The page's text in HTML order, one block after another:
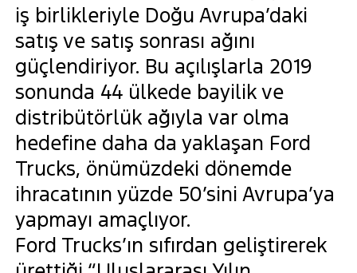
iş birlikleriyle Doğu Avrupa’daki
satış ve satış sonrası ağını
güçlendiriyor. Bu açılışlarla 2019
sonunda 44 ülkede bayilik ve
distribütörlük ağıyla var olma
hedefine daha da yaklaşan Ford
Trucks, önümüzdeki dönemde
ihracatının yüzde 50’sini Avrupa’ya
yapmayı amaçlıyor.
Ford Trucks’ın sıfırdan geliştirerek